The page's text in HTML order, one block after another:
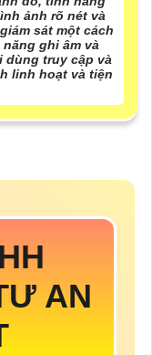
ảnh rõ nét và
sát một cách
ghi âm và
truy cập và
linh hoạt và tiện
AN